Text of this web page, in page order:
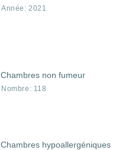
Année: 2021
Chambres non fumeur
Nombre: 118
Chambres hypoallergéniques